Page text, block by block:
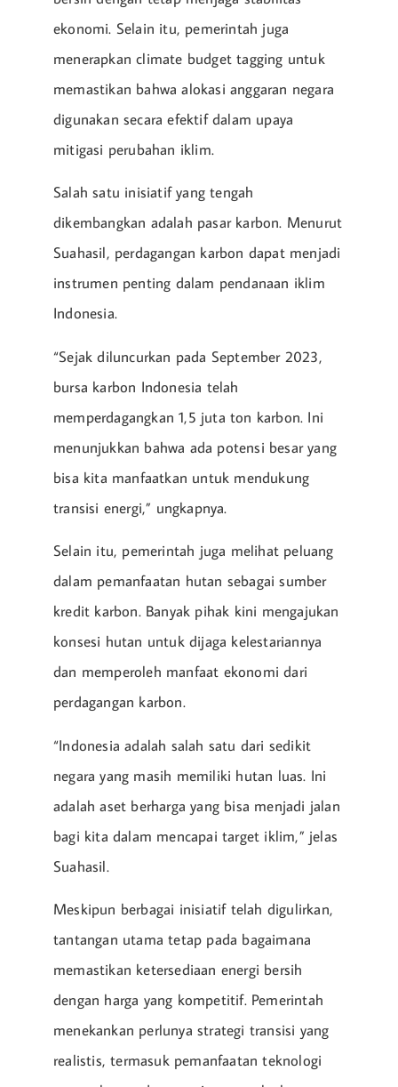
ekonomi. Selain itu, pemerintah juga
menerapkan climate budget tagging untuk
memastikan bahwa alokasi anggaran negara
digunakan secara efektif dalam upaya
mitigasi perubahan iklim.
Salah satu inisiatif yang tengah
dikembangkan adalah pasar karbon. Menurut
Suahasil, perdagangan karbon dapat menjadi
instrumen penting dalam pendanaan iklim
Indonesia.
“Sejak diluncurkan pada September 2023,
bursa karbon Indonesia telah
memperdagangkan 1,5 juta ton karbon. Ini
menunjukkan bahwa ada potensi besar yang
bisa kita manfaatkan untuk mendukung
transisi energi,” ungkapnya.
Selain itu, pemerintah juga melihat peluang
dalam pemanfaatan hutan sebagai sumber
kredit karbon. Banyak pihak kini mengajukan
konsesi hutan untuk dijaga kelestariannya
dan memperoleh manfaat ekonomi dari
perdagangan karbon.
“Indonesia adalah salah satu dari sedikit
negara yang masih memiliki hutan luas. Ini
adalah aset berharga yang bisa menjadi jalan
bagi kita dalam mencapai target iklim,” jelas
Suahasil.
Meskipun berbagai inisiatif telah digulirkan,
tantangan utama tetap pada bagaimana
memastikan ketersediaan energi bersih
dengan harga yang kompetitif. Pemerintah
menekankan perlunya strategi transisi yang
realistis, termasuk pemanfaatan teknologi